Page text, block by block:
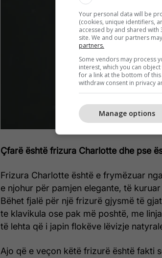
Çfarë është frizura Charlotte dhe pse
Frizura Charlotte është e frymëzuar
e njohur për pamjen elegante, të
Bëhet fjalë për një frizurë gjysmë të
te klavikula ose pak më poshtë, me
të lehta që i japin flokëve lëvizje
Ajo që e veçon këtë frizurë është fakti
Your personal data will be
(cookies, unique identifiers,
accessed by and shared
site. We and our partners
partners.
Some vendors may process
interest, which you can
for a link at the bottom of
withdraw consent in privacy
Manage options